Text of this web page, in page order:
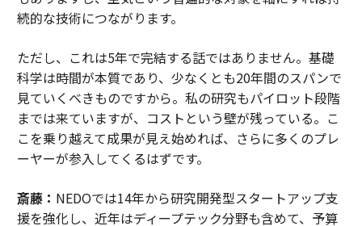
続的な技術につながります。
ただし、これは5年で完結する話ではありません。基礎
科学は時間が本質であり、少なくとも20年間のスパンで
見ていくべきものですから。私の研究もパイロット段階
までは来ていますが、コストという壁が残っている。こ
こを乗り越えて成果が見え始めれば、さらに多くのプレ
ーヤーが参入してくるはずです。
斎藤： NEDOでは14年から研究開発型スタートアップ支
援を強化し、近年はディープテック分野も含めて、予算